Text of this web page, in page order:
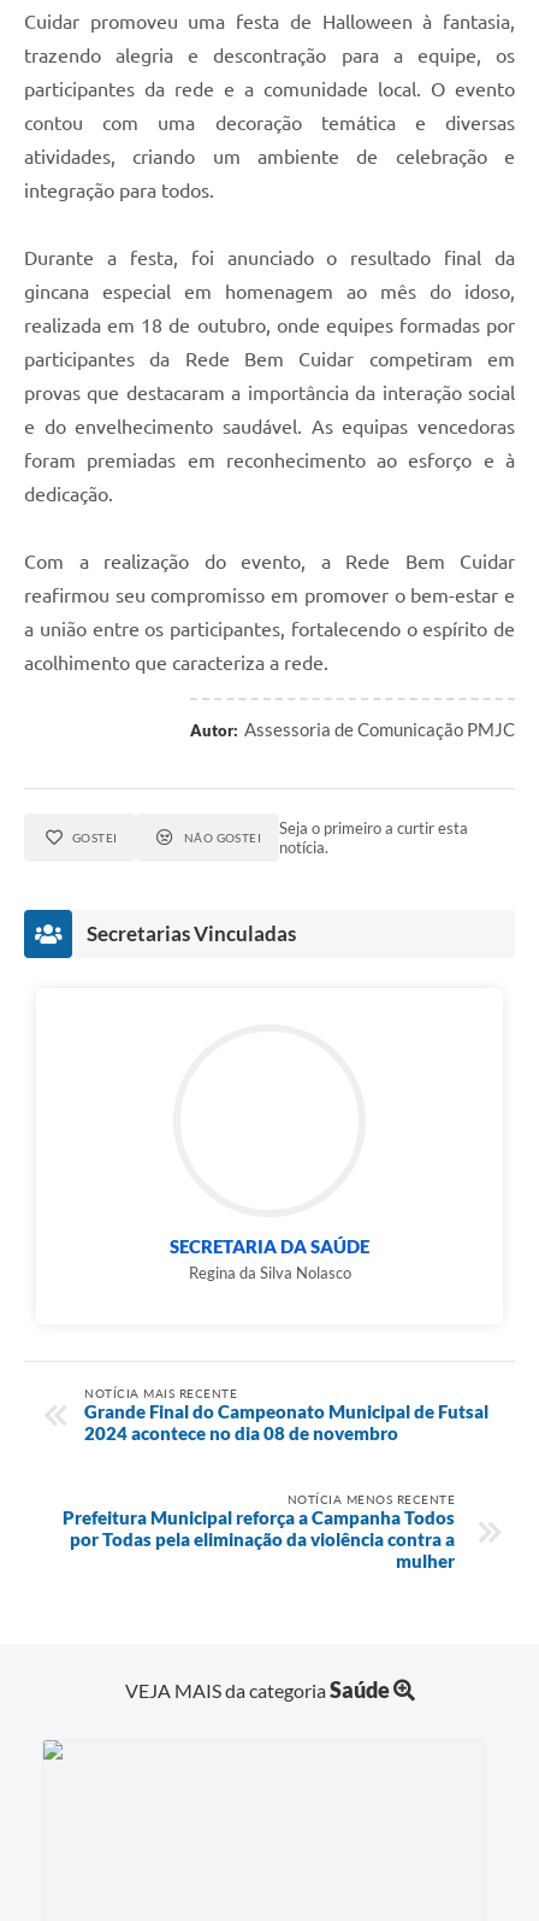
Links
Cuidar promoveu uma festa de Halloween à fantasia,
trazendo alegria e descontração para a equipe, os
participantes da rede e a comunidade local. O evento
contou com uma decoração temática e diversas
atividades, criando um ambiente de celebração e
integração para todos.
Durante a festa, foi anunciado o resultado final da
gincana especial em homenagem ao mês do idoso,
realizada em 18 de outubro, onde equipes formadas por
participantes da Rede Bem Cuidar competiram em
provas que destacaram a importância da interação social
e do envelhecimento saudável. As equipas vencedoras
foram premiadas em reconhecimento ao esforço e à
dedicação.
Com a realização do evento, a Rede Bem Cuidar
reafirmou seu compromisso em promover o bem-estar e
a união entre os participantes, fortalecendo o espírito de
acolhimento que caracteriza a rede.
Autor: Assessoria de Comunicação PMJC
GOSTEI NÃO GOSTEI
Seja o primeiro a curtir esta
notícia.
Secretarias Vinculadas
SECRETARIA DA SAÚDE
Regina da Silva Nolasco
NOTÍCIA MAIS RECENTE
Grande Final do Campeonato Municipal de Futsal
2024 acontece no dia 08 de novembro
NOTÍCIA MENOS RECENTE
Prefeitura Municipal reforça a Campanha Todos
por Todas pela eliminação da violência contra a
mulher
VEJA MAIS da categoriaSaúde